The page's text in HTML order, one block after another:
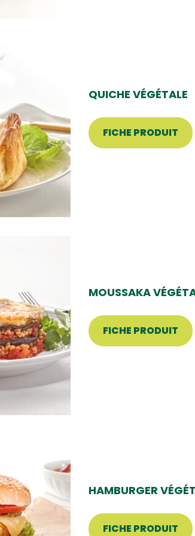
QUICHE VÉGÉTALE
FICHE PRODUIT
MOUSSAKA
FICHE PRODUIT
HAMBURGER
FICHE PRODUIT